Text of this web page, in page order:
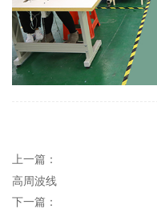
上一篇：
高周波线
下一篇：